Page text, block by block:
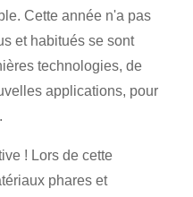
Cette année n'a pas
et habitués se sont
technologies, de
applications, pour
! Lors de cette
phares et